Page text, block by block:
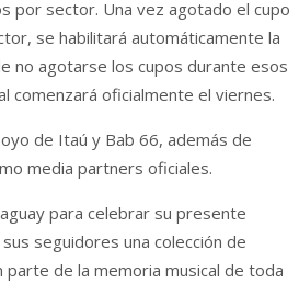
por sector. Una vez agotado el cupo
se habilitará automáticamente la
no agotarse los cupos durante esos
comenzará oficialmente el viernes.
de Itaú y Bab 66, además de
media partners oficiales.
para celebrar su presente
seguidores una colección de
parte de la memoria musical de toda